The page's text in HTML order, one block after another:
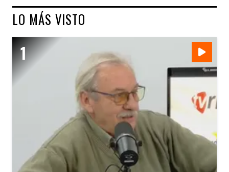
LO MÁS VISTO